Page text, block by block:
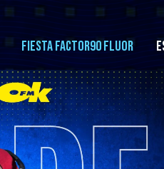
FIESTA FACTOR90 FLUOR